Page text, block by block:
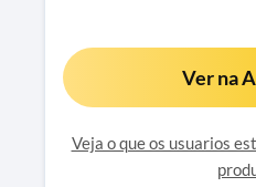
Ver na
Veja o que os usuarios